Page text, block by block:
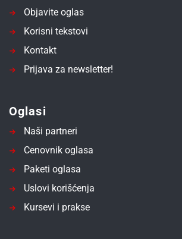
Objavite oglas
Korisni tekstovi
Kontakt
Prijava za newsletter!
Oglasi
Naši partneri
Cenovnik oglasa
Paketi oglasa
Uslovi korišćenja
Kursevi i prakse